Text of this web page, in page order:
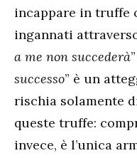
incappare in truffe
ingannati
a me non succederà
successo” è un
rischia solamente
queste truffe:
invece, è l’unica